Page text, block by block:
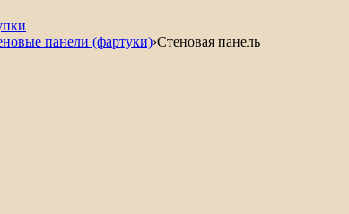
панели (фартуки)›Стеновая панель